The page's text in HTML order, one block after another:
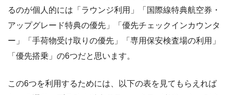
るのが個人的には「ラウンジ利用」「国際線特典航空券・
アップグレード特典の優先」「優先チェックインカウンタ
ー」「手荷物受け取りの優先」「専用保安検査場の利用」
「優先搭乗」の6つだと思います。
この6つを利用するためには、以下の表を見てもらえれば